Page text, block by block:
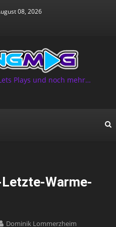
08, 2026
Plays und noch mehr…
Warme-
Dominik Lommerzheim